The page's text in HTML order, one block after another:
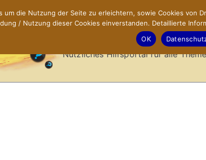
X-Sites.de –
Nützliches Hilfsportal für alle
um die Nutzung der Seite zu erleichtern, sowie Cookies von
/ Nutzung dieser Cookies einverstanden. Detaillierte
OK